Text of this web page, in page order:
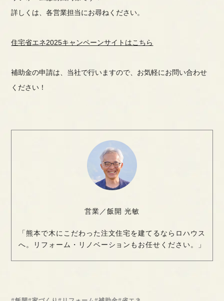
詳しくは、各営業担当にお尋ねください。
住宅省エネ2025キャンペーンサイトはこちら
補助金の申請は、当社で行いますので、お気軽にお問い合わせ
ください！
営業／飯開 光敏
「熊本で木にこだわった注文住宅を建てるならロハウス
へ。リフォーム・リノベーションもお任せください。」